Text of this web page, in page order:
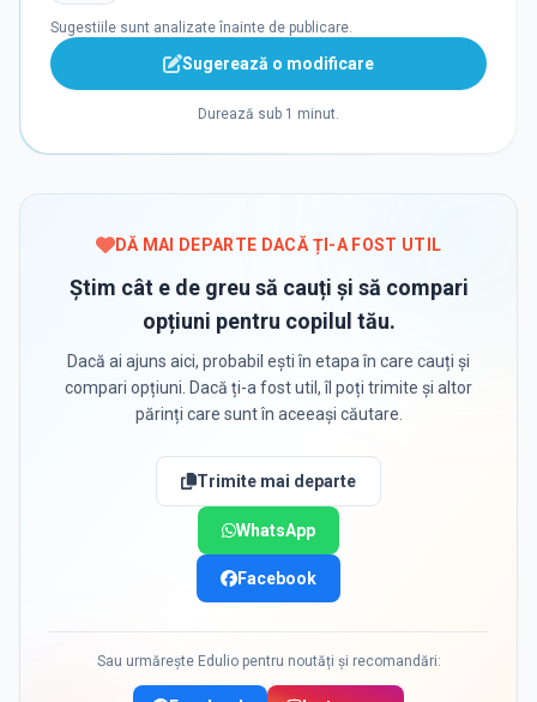
Sugestiile sunt analizate înainte de publicare.
Sugerează o modificare
Durează sub 1 minut.
DĂ MAI DEPARTE DACĂ ȚI-A FOST UTIL
Știm cât e de greu să cauți și să compari
opțiuni pentru copilul tău.
Dacă ai ajuns aici, probabil ești în etapa în care cauți și
compari opțiuni. Dacă ți-a fost util, îl poți trimite și altor
părinți care sunt în aceeași căutare.
Trimite mai departe
WhatsApp
Facebook
Sau urmărește Edulio pentru noutăți și recomandări: